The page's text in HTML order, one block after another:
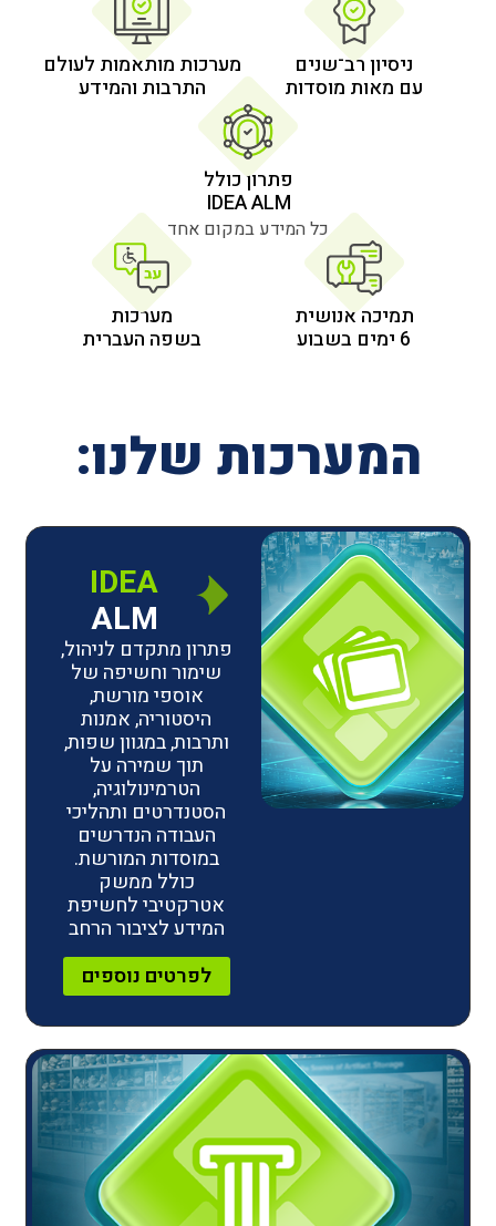
מוסדות
מערכות מותאמות לעולם
התרבות והמידע
כל המידע במקום אחד
מערכות
בשפה העברית
שלנו:
IDEA
ALM
פתרון מתקדם לניהול,
שימור וחשיפה של
אוספי מורשת,
היסטוריה, אמנות
ותרבות, במגוון שפות,
תוך שמירה על
הטרמינולוגיה,
הסטנדרטים ותהליכי
העבודה הנדרשים
במוסדות המורשת.
אטרקטיבי לחשיפת
המידע לציבור הרחב